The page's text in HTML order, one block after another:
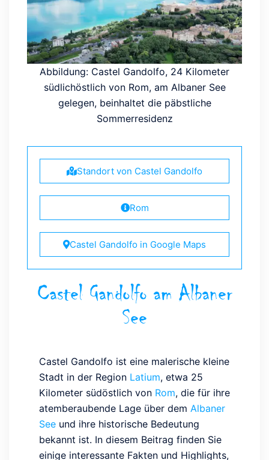
Abbildung: Castel Gandolfo, 24 Kilometer
südlichöstlich von Rom, am Albaner See
gelegen, beinhaltet die päbstliche
Sommerresidenz
Standort von Castel Gandolfo
Rom
Castel Gandolfo in Google Maps
Castel Gandolfo am Albaner
See
Castel Gandolfo ist eine malerische kleine
Stadt in der Region Latium, etwa 25
Kilometer südöstlich von Rom, die für ihre
atemberaubende Lage über dem Albaner
See und ihre historische Bedeutung
bekannt ist. In diesem Beitrag finden Sie
einige interessante Fakten und Highlights,